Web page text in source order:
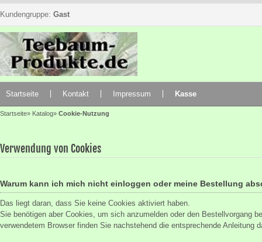
Kundengruppe: Gast
Startseite Kontakt Impressum Kasse
Startseite» Katalog» Cookie-Nutzung
Verwendung von Cookies
Warum kann ich mich nicht einloggen oder meine Bestellung
Das liegt daran, dass Sie keine Cookies aktiviert haben.
Sie benötigen aber Cookies, um sich anzumelden oder den Bestellvorgang
verwendetem Browser finden Sie nachstehend die entsprechende Anleitung